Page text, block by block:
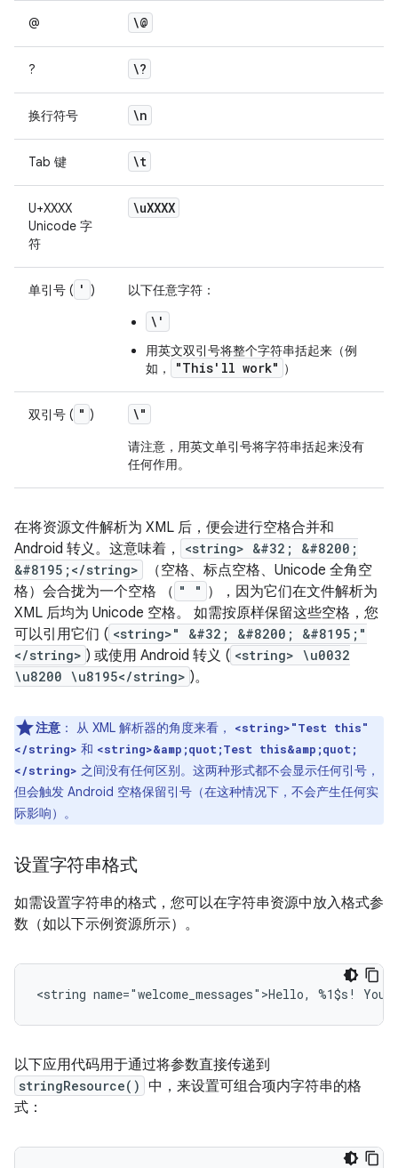
@ \@
? \?
换行符号 \n
Tab 键 \t
U+XXXX
Unicode 字
符
\uXXXX
单引号 ( ' ) 以下任意字符：
\'
用英文双引号将整个字符串括起来（例
如，
"This'll work" ）
双引号 ( " ) \"
请注意，用英文单引号将字符串括起来没有
任何作用。
在将资源文件解析为 XML 后，便会进行空格合并和
Android 转义。这意味着，
<string> &#32; &#8200;
&#8195;</string>
（空格、标点空格、Unicode 全角空
格）会合拢为一个空格 （ " " ），因为它们在文件解析为
XML 后均为 Unicode 空格。 如需按原样保留这些空格，您
可以引用它们 ( <string>" &#32; &#8200; &#8195;"
</string> ) 或使用 Android 转义 ( <string> \u0032
\u8200 \u8195</string> )。
注意 ： 从 XML 解析器的角度来看，
<string>"Test this"
</string> 和 <string>&amp;quot;Test this&amp;quot;
</string> 之间没有任何区别。这两种形式都不会显示任何引号，
但会触发 Android 空格保留引号（在这种情况下，不会产生任何实
际影响）。
设置字符串格式
如需设置字符串的格式，您可以在字符串资源中放入格式参
数（如以下示例资源所示）。
<string name="welcome_messages">Hello, %1$s! You
以下应用代码用于通过将参数直接传递到
stringResource() 中，来设置可组合项内字符串的格
式：